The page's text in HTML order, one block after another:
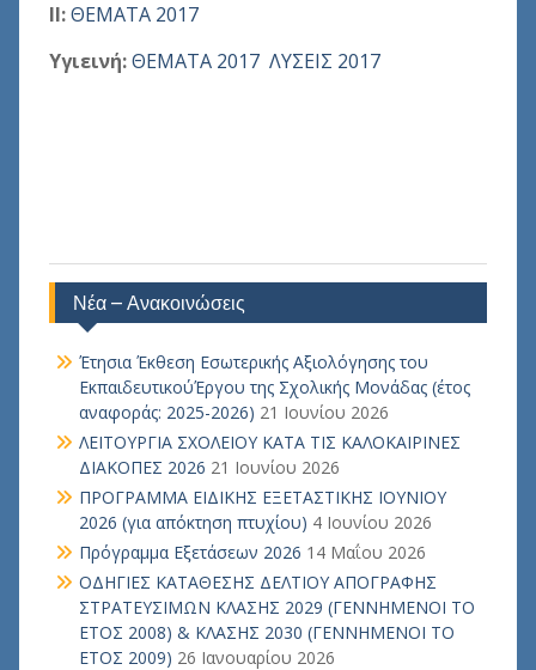
ΙΙ:ΘΕΜΑΤΑ 2017
Υγιεινή:ΘΕΜΑΤΑ 2017 ΛΥΣΕΙΣ 2017
Νέα – Ανακοινώσεις
Έτησια Έκθεση Εσωτερικής Αξιολόγησης του
ΕκπαιδευτικούΈργου της Σχολικής Μονάδας (έτος
αναφοράς: 2025-2026) 21 Ιουνίου 2026
ΛΕΙΤΟΥΡΓΙΑ ΣΧΟΛΕΙΟΥ ΚΑΤΑ ΤΙΣ ΚΑΛΟΚΑΙΡΙΝΕΣ
ΔΙΑΚΟΠΕΣ 2026 21 Ιουνίου 2026
ΠΡΟΓΡΑΜΜΑ ΕΙΔΙΚΗΣ ΕΞΕΤΑΣΤΙΚΗΣ ΙΟΥΝΙΟΥ
2026 (για απόκτηση πτυχίου) 4 Ιουνίου 2026
Πρόγραμμα Εξετάσεων 2026 14 Μαΐου 2026
ΟΔΗΓΙΕΣ ΚΑΤΑΘΕΣΗΣ ΔΕΛΤΙΟΥ ΑΠΟΓΡΑΦΗΣ
ΣΤΡΑΤΕΥΣΙΜΩΝ ΚΛΑΣΗΣ 2029 (ΓΕΝΝΗΜΕΝΟΙ ΤΟ
ΕΤΟΣ 2008) & ΚΛΑΣΗΣ 2030 (ΓΕΝΝΗΜΕΝΟΙ ΤΟ
ΕΤΟΣ 2009) 26 Ιανουαρίου 2026